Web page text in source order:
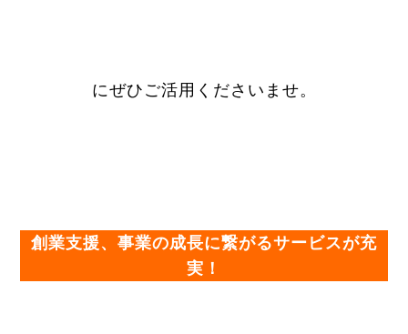
にぜひご活用くださいませ。
創業支援、事業の成長に繋がるサービスが充
実！